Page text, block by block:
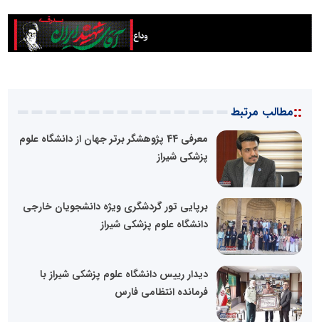
::مطالب مرتبط
معرفی 44 پژوهشگر برتر جهان از دانشگاه علوم
پزشکی شیراز
برپایی تور گردشگری ویژه دانشجویان خارجی
دانشگاه علوم پزشکی شیراز
دیدار رییس دانشگاه علوم پزشکی شیراز با
فرمانده انتظامی فارس